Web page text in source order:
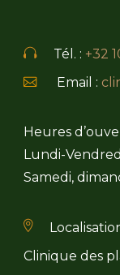
Tél. : +32
Email :
Heures
Lundi-
Samedi,
Clinique des